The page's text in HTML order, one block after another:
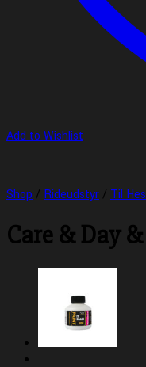
Add to Wishlist
Shop / Rideudstyr / Til
Care & Day